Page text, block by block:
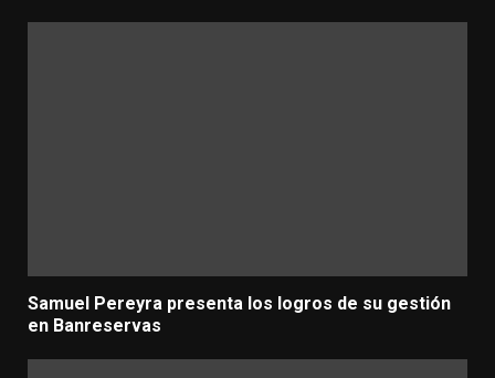
Samuel Pereyra presenta los logros de su gestión
en Banreservas